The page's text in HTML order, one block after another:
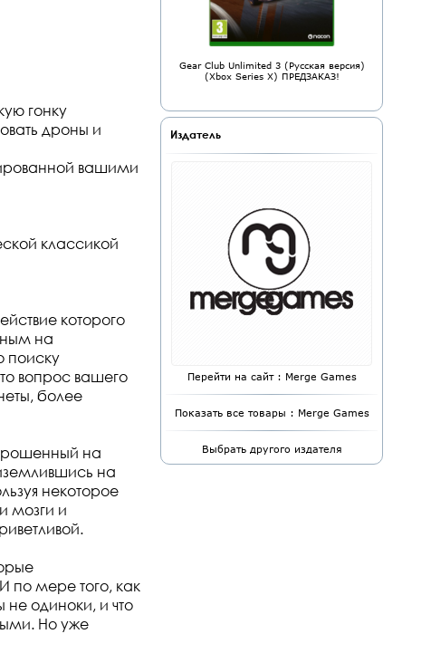
гонку
дроны и
вашими
классикой
которого
на
поиску
вопрос вашего
более
на
на
некоторое
мозги и
по мере того, как
не одиноки, и что
Но уже
Gear Club Unlimited 3 (Русская версия)
(Xbox Series X) ПРЕДЗАКАЗ!
Издатель
Перейти на сайт : Merge Games
Показать все товары : Merge Games
Выбрать другого издателя